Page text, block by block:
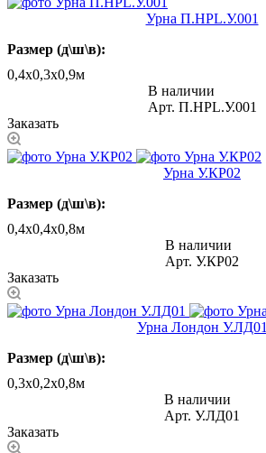
Урна П.НРL.У.001
Размер (д\ш\в):
0,4x0,3x0,9м
В наличии
Арт. П.НРL.У.001
Заказать
Урна У.КР02
Размер (д\ш\в):
0,4х0,4х0,8м
В наличии
Арт. У.КР02
Заказать
Урна Лондон У.ЛД01
Размер (д\ш\в):
0,3х0,2х0,8м
В наличии
Арт. У.ЛД01
Заказать